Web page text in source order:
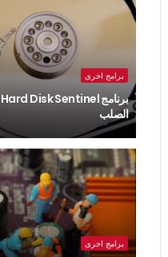
برامج اخرى
الصلب
برامج اخرى